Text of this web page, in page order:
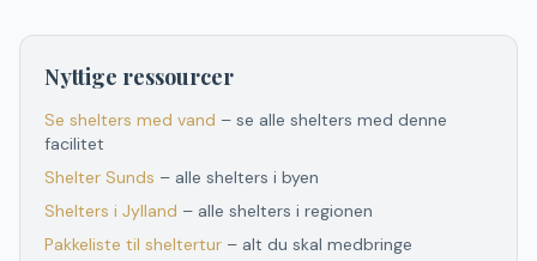
Nyttige ressourcer
Se shelters med vand – se alle shelters med denne
facilitet
Shelter Sunds – alle shelters i byen
Shelters i Jylland – alle shelters i regionen
Pakkeliste til sheltertur – alt du skal medbringe